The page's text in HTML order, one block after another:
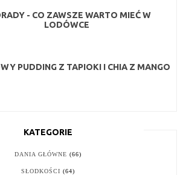
- CO ZAWSZE WARTO MIEĆ W
LODÓWCE
PUDDING Z TAPIOKI I CHIA Z MANGO
KATEGORIE
DANIA GŁÓWNE (66)
SŁODKOŚCI (64)